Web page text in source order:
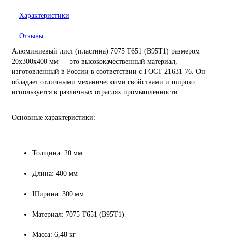
Характеристики
Отзывы
Алюминиевый лист (пластина) 7075 Т651 (В95Т1) размером
20х300х400 мм — это высококачественный материал,
изготовленный в России в соответствии с ГОСТ 21631-76. Он
обладает отличными механическими свойствами и широко
используется в различных отраслях промышленности.
Основные характеристики:
Толщина: 20 мм
Длина: 400 мм
Ширина: 300 мм
Материал: 7075 Т651 (В95Т1)
Масса: 6,48 кг